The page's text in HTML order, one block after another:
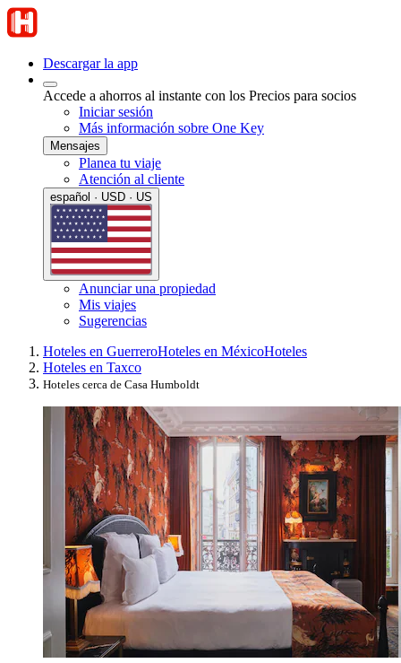
Descargar la app
Accede a ahorros al instante con los Precios para socios
Iniciar sesión
Más información sobre One Key
Mensajes
Planea tu viaje
Atención al cliente
español · USD · US
Anunciar una propiedad
Mis viajes
Sugerencias
Hoteles en GuerreroHoteles en MéxicoHoteles
Hoteles en Taxco
Hoteles cerca de Casa Humboldt